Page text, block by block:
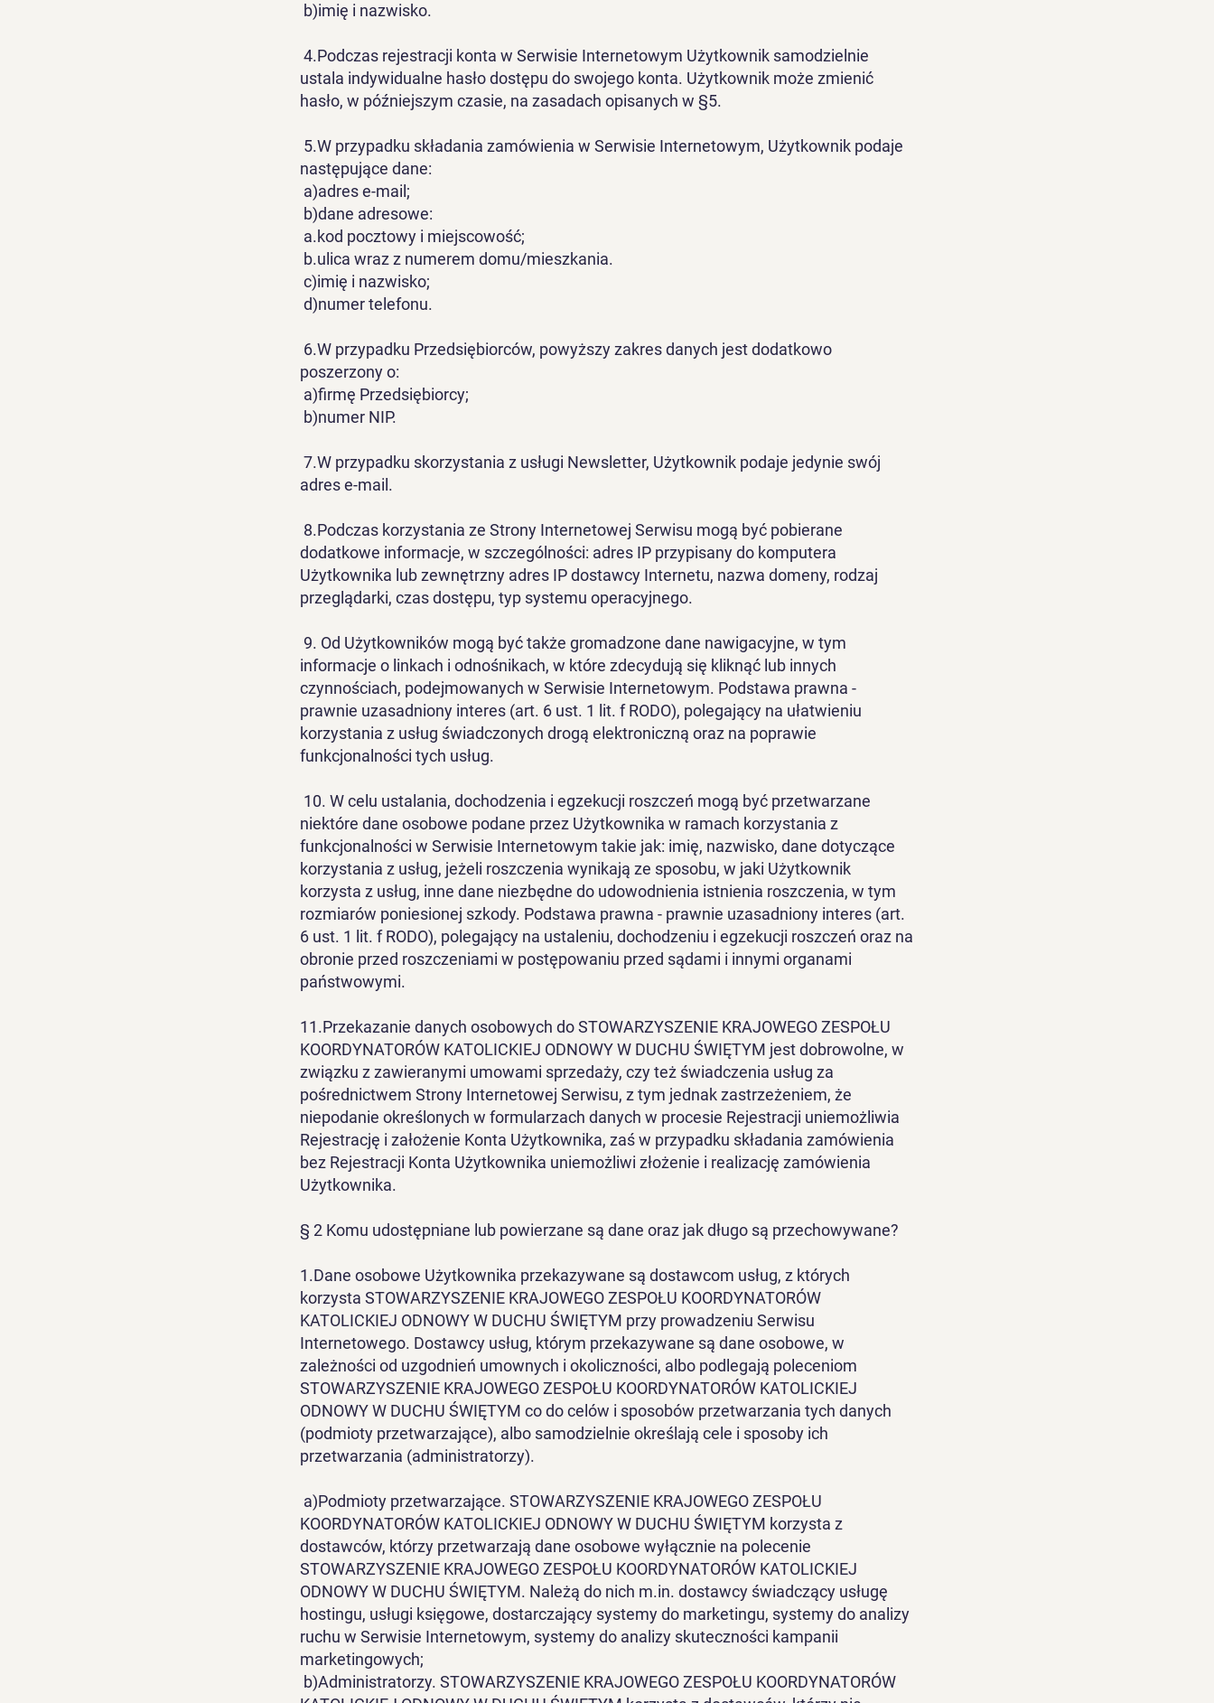
b)imię i nazwisko.
4.Podczas rejestracji konta w Serwisie Internetowym Użytkownik samodzielnie
ustala indywidualne hasło dostępu do swojego konta. Użytkownik może zmienić
hasło, w późniejszym czasie, na zasadach opisanych w §5.
5.W przypadku składania zamówienia w Serwisie Internetowym, Użytkownik podaje
następujące dane:
a)adres e-mail;
b)dane adresowe:
a.kod pocztowy i miejscowość;
b.ulica wraz z numerem domu/mieszkania.
c)imię i nazwisko;
d)numer telefonu.
6.W przypadku Przedsiębiorców, powyższy zakres danych jest dodatkowo
poszerzony o:
a)firmę Przedsiębiorcy;
b)numer NIP.
7.W przypadku skorzystania z usługi Newsletter, Użytkownik podaje jedynie swój
adres e-mail.
8.Podczas korzystania ze Strony Internetowej Serwisu mogą być pobierane
dodatkowe informacje, w szczególności: adres IP przypisany do komputera
Użytkownika lub zewnętrzny adres IP dostawcy Internetu, nazwa domeny, rodzaj
przeglądarki, czas dostępu, typ systemu operacyjnego.
9. Od Użytkowników mogą być także gromadzone dane nawigacyjne, w tym
informacje o linkach i odnośnikach, w które zdecydują się kliknąć lub innych
czynnościach, podejmowanych w Serwisie Internetowym. Podstawa prawna -
prawnie uzasadniony interes (art. 6 ust. 1 lit. f RODO), polegający na ułatwieniu
korzystania z usług świadczonych drogą elektroniczną oraz na poprawie
funkcjonalności tych usług.
10. W celu ustalania, dochodzenia i egzekucji roszczeń mogą być przetwarzane
niektóre dane osobowe podane przez Użytkownika w ramach korzystania z
funkcjonalności w Serwisie Internetowym takie jak: imię, nazwisko, dane dotyczące
korzystania z usług, jeżeli roszczenia wynikają ze sposobu, w jaki Użytkownik
korzysta z usług, inne dane niezbędne do udowodnienia istnienia roszczenia, w tym
rozmiarów poniesionej szkody. Podstawa prawna - prawnie uzasadniony interes (art.
6 ust. 1 lit. f RODO), polegający na ustaleniu, dochodzeniu i egzekucji roszczeń oraz na
obronie przed roszczeniami w postępowaniu przed sądami i innymi organami
państwowymi.
11.Przekazanie danych osobowych do STOWARZYSZENIE KRAJOWEGO ZESPOŁU
KOORDYNATORÓW KATOLICKIEJ ODNOWY W DUCHU ŚWIĘTYM jest dobrowolne, w
związku z zawieranymi umowami sprzedaży, czy też świadczenia usług za
pośrednictwem Strony Internetowej Serwisu, z tym jednak zastrzeżeniem, że
niepodanie określonych w formularzach danych w procesie Rejestracji uniemożliwia
Rejestrację i założenie Konta Użytkownika, zaś w przypadku składania zamówienia
bez Rejestracji Konta Użytkownika uniemożliwi złożenie i realizację zamówienia
Użytkownika.
§ 2 Komu udostępniane lub powierzane są dane oraz jak długo są przechowywane?
1.Dane osobowe Użytkownika przekazywane są dostawcom usług, z których
korzysta STOWARZYSZENIE KRAJOWEGO ZESPOŁU KOORDYNATORÓW
KATOLICKIEJ ODNOWY W DUCHU ŚWIĘTYM przy prowadzeniu Serwisu
Internetowego. Dostawcy usług, którym przekazywane są dane osobowe, w
zależności od uzgodnień umownych i okoliczności, albo podlegają poleceniom
STOWARZYSZENIE KRAJOWEGO ZESPOŁU KOORDYNATORÓW KATOLICKIEJ
ODNOWY W DUCHU ŚWIĘTYM co do celów i sposobów przetwarzania tych danych
(podmioty przetwarzające), albo samodzielnie określają cele i sposoby ich
przetwarzania (administratorzy).
a)Podmioty przetwarzające. STOWARZYSZENIE KRAJOWEGO ZESPOŁU
KOORDYNATORÓW KATOLICKIEJ ODNOWY W DUCHU ŚWIĘTYM korzysta z
dostawców, którzy przetwarzają dane osobowe wyłącznie na polecenie
STOWARZYSZENIE KRAJOWEGO ZESPOŁU KOORDYNATORÓW KATOLICKIEJ
ODNOWY W DUCHU ŚWIĘTYM. Należą do nich m.in. dostawcy świadczący usługę
hostingu, usługi księgowe, dostarczający systemy do marketingu, systemy do analizy
ruchu w Serwisie Internetowym, systemy do analizy skuteczności kampanii
marketingowych;
b)Administratorzy. STOWARZYSZENIE KRAJOWEGO ZESPOŁU KOORDYNATORÓW